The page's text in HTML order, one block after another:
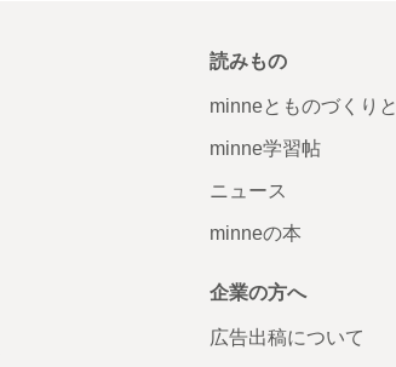
読みもの
minneとものづくりと
minne学習帖
ニュース
minneの本
企業の方へ
広告出稿について